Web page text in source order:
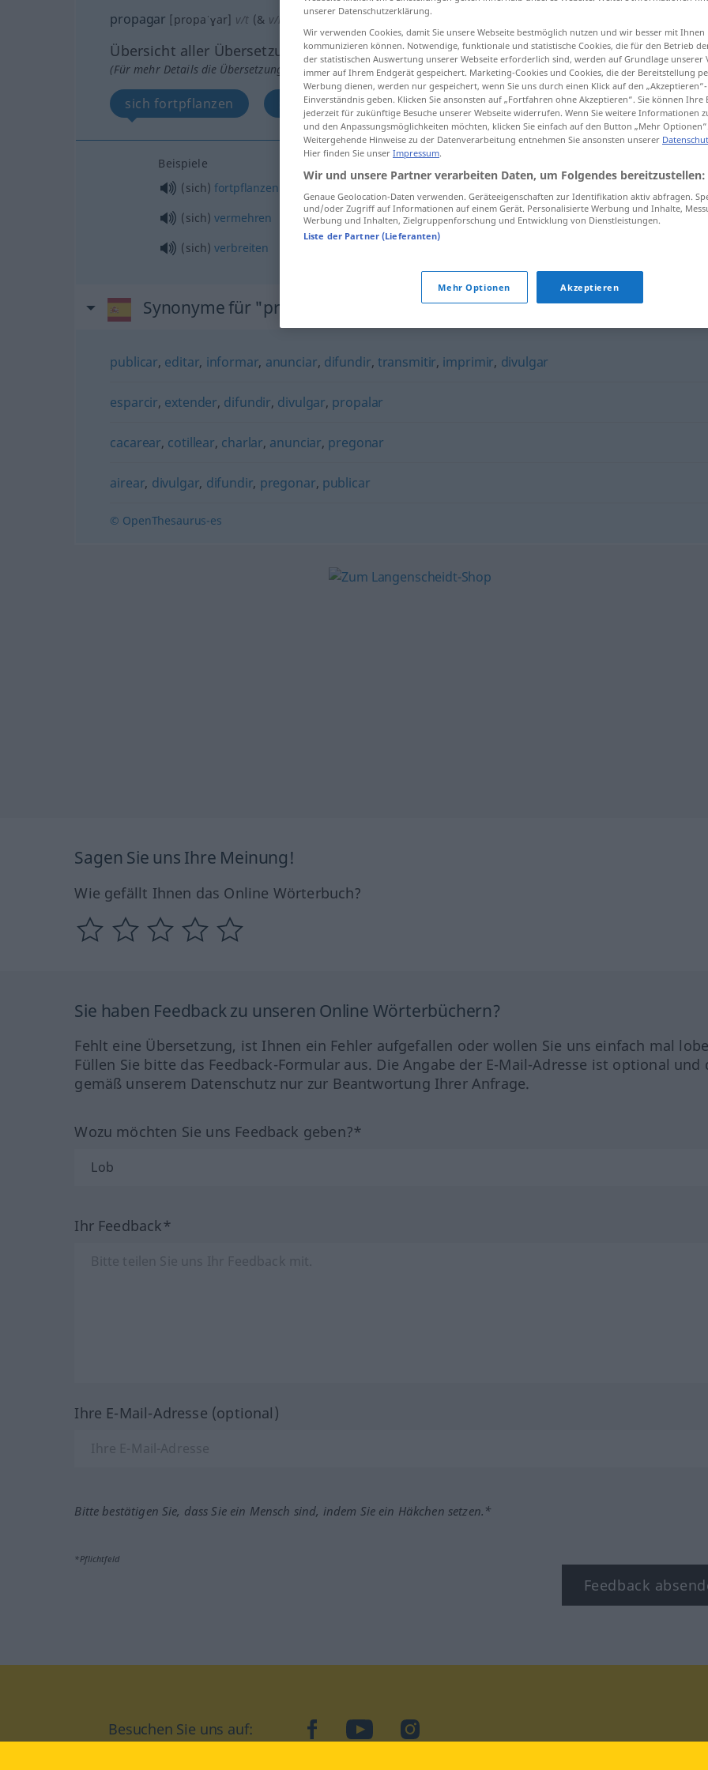
propagar [propaˈɣar] v/t (& v/r
Übersicht aller Übersetzungen
(Für mehr Details die Übersetzung anklicken/antippen)
sich fortpflanzen sich vermehren sich verbreiten
Beispiele
(sich)fortpflanzen (≈ reproducir)
(sich)vermehren propagar(se) (≈ multiplicar)
(sich)verbreiten
Synonyme für "propagar"
publicar, editar, informar, anunciar, difundir, transmitir, imprimir, divulgar
esparcir, extender, difundir, divulgar, propalar
cacarear, cotillear, charlar, anunciar, pregonar
airear, divulgar, difundir, pregonar, publicar
© OpenThesaurus-es
Sagen Sie uns Ihre Meinung!
Wie gefällt Ihnen das Online Wörterbuch?
Sie haben Feedback zu unseren Online Wörterbüchern?
Fehlt eine Übersetzung, ist Ihnen ein Fehler aufgefallen oder wollen Sie uns einfach mal
Füllen Sie bitte das Feedback-Formular aus. Die Angabe der E-Mail-Adresse ist optional und
gemäß unserem Datenschutz nur zur Beantwortung Ihrer Anfrage.
Wozu möchten Sie uns Feedback geben?*
Ihr Feedback*
Ihre E-Mail-Adresse (optional)
Bitte bestätigen Sie, dass Sie ein Mensch sind, indem Sie ein Häkchen setzen.*
*Pflichtfeld
Feedback
Besuchen Sie uns auf: facebookYouTubeInstagram
unserer Datenschutzerklärung.
Wir verwenden Cookies, damit Sie unsere Webseite bestmöglich nutzen und wir besser mit Ihnen
kommunizieren können. Notwendige, funktionale und statistische Cookies, die für den Betrieb
der statistischen Auswertung unserer Webseite erforderlich sind, werden auf Grundlage unserer
immer auf Ihrem Endgerät gespeichert. Marketing-Cookies und Cookies, die der Bereitstellung
Werbung dienen, werden nur gespeichert, wenn Sie uns durch einen Klick auf den
Einverständnis geben. Klicken Sie ansonsten auf „Fortfahren ohne Akzeptieren“. Sie können
jederzeit für zukünftige Besuche unserer Webseite widerrufen. Wenn Sie weitere Informationen
und den Anpassungsmöglichkeiten möchten, klicken Sie einfach auf den Button „Mehr
Weitergehende Hinweise zu der Datenverarbeitung entnehmen Sie ansonsten unserer
Hier finden Sie unser Impressum.
Wir und unsere Partner verarbeiten Daten, um Folgendes bereitzustellen:
Genaue Geolocation-Daten verwenden. Geräteeigenschaften zur Identifikation aktiv abfragen.
und/oder Zugriff auf Informationen auf einem Gerät. Personalisierte Werbung und Inhalte,
Werbung und Inhalten, Zielgruppenforschung und Entwicklung von Dienstleistungen.
Liste der Partner (Lieferanten)
Mehr Optionen Akzeptieren